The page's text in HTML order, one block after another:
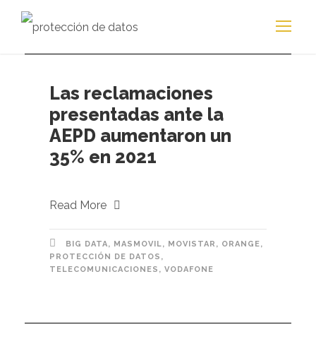
Las reclamaciones
presentadas ante la
AEPD aumentaron un
35% en 2021
Read More
BIG DATA, MASMOVIL, MOVISTAR , ORANGE,
PROTECCIÓN DE DATOS ,
TELECOMUNICACIONES , VODAFONE